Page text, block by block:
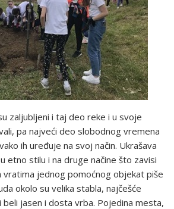
zaljubljeni i taj deo reke i u svoje
pa najveći deo slobodnog vremena
ih uređuje na svoj način. Ukrašava
etno stilu i na druge načine što zavisi
vratima jednog pomoćnog objekat piše
okolo su velika stabla, najčešće
jasen i dosta vrba. Pojedina mesta,